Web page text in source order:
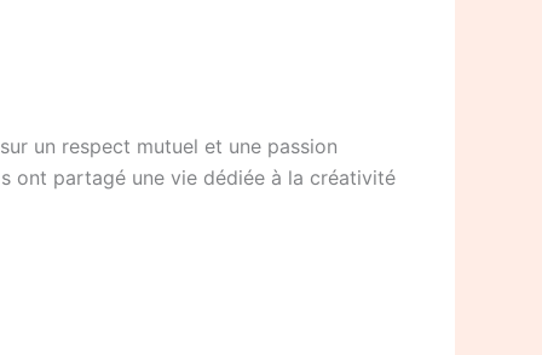
un respect mutuel et une passion
ont partagé une vie dédiée à la créativité